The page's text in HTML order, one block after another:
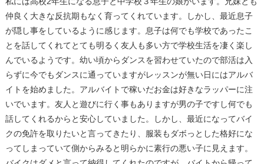
仲良く大きな反抗期もなく育ってくれています。しかし、最近息子
が隠し事をしているように感じます。息子は何でも学校であったこ
とを話してくれてとても明るく友人も多い方で学校生活を凄く楽し
んでいるようです。幼い頃からダンスを習わせていたので部活は入
らずに今でもダンスに通っていますがレッスンが無い日にはアルバ
イトを始めました。アルバイトで稼いだお金は好きなラッパーに注
いでいます。友人と遊びに行く事もありますが男の子ですし何でも
話してくれるからと安心していました。しかし、最近になってバイ
クの免許を取りたいと言ってきたり、服装もダボっとした格好にな
ってしまっていて側からみると明らかに素行の悪い子に見えます。